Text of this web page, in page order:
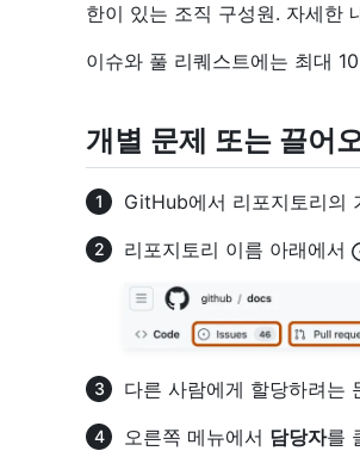
한이 있는 조직 구성원. 자세한
이슈와 풀 리퀘스트에는 최대
개별 문제 또는 끌어
GitHub에서 리포지토리의
리포지토리 이름 아래에서
다른 사람에게 할당하려는
오른쪽 메뉴에서 담당자를